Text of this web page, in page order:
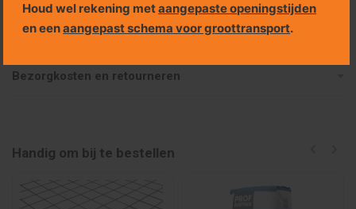
Specificaties
Bezorgkosten en retourneren
Handig om bij te bestellen
Houd wel rekening metaangepaste openingstijden
en eenaangepast schema voor groottransport.